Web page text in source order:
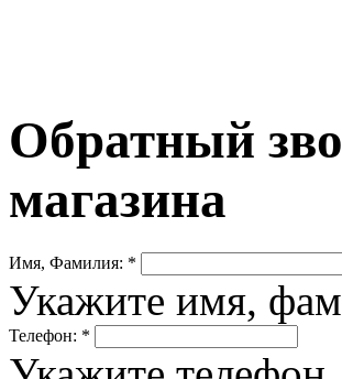
Обратный
магазина
Имя, Фамилия: *
Укажите имя,
Телефон: *